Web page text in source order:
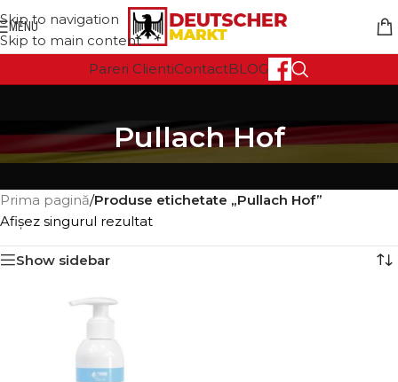
Skip to navigation
Skip to main content
MENU
Pareri ClientiContactBLOG
Pullach Hof
Prima pagină/Produse etichetate „Pullach Hof”
Afișez singurul rezultat
Show sidebar